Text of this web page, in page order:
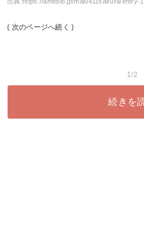
( 次のページへ続く )
1/2
続きを